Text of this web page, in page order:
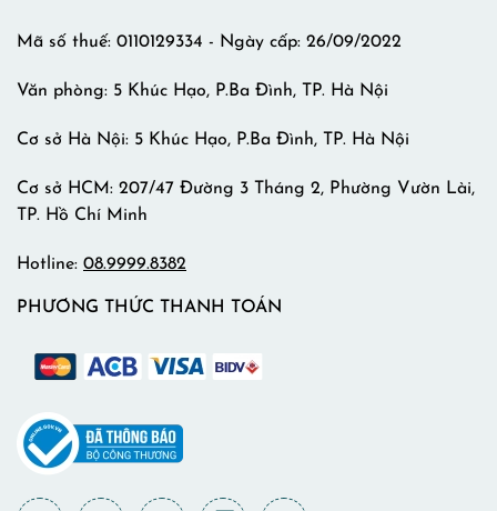
Mã số thuế: 0110129334 - Ngày cấp: 26/09/2022
Văn phòng: 5 Khúc Hạo, P.Ba Đình, TP. Hà Nội
Cơ sở Hà Nội: 5 Khúc Hạo, P.Ba Đình, TP. Hà Nội
Cơ sở HCM: 207/47 Đường 3 Tháng 2, Phường Vườn Lài,
TP. Hồ Chí Minh
Hotline: 08.9999.8382
PHƯƠNG THỨC THANH TOÁN